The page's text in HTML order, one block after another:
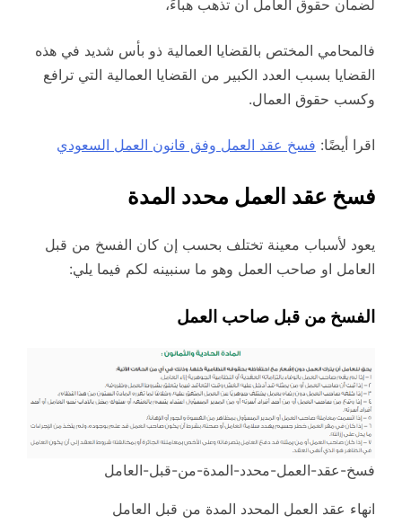
لضمان حقوق العامل ان تذهب هباءً،
فالمحامي المختص بالقضايا العمالية ذو بأس شديد في هذه
القضايا بسبب العدد الكبير من القضايا العمالية التي ترافع
وكسب حقوق العمال.
اقرا أيضًا: فسخ عقد العمل وفق قانون العمل السعودي
فسخ عقد العمل محدد المدة
يعود لأسباب معينة تختلف بحسب إن كان الفسخ من قبل
العامل او صاحب العمل وهو ما سنبينه لكم فيما يلي:
الفسخ من قبل صاحب العمل
فسخ-عقد-العمل-محدد-المدة-من-قبل-العامل
انهاء عقد العمل المحدد المدة من قبل العامل